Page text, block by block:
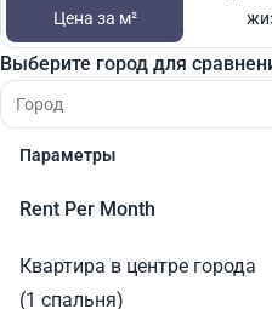
Цена за м²
Выберите город для
Параметры
Rent Per Month
Квартира в центре города
(1 спальня)